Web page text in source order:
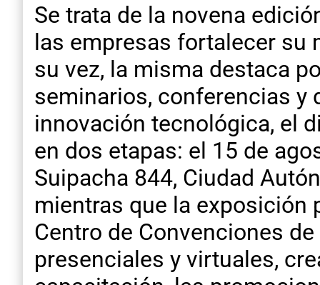
Se trata de la novena
las empresas fortalecer su
su vez, la misma destaca
seminarios, conferencias y
innovación tecnológica, el
en dos etapas: el 15 de
Suipacha 844, Ciudad
mientras que la exposición
Centro de Convenciones
presenciales y virtuales,